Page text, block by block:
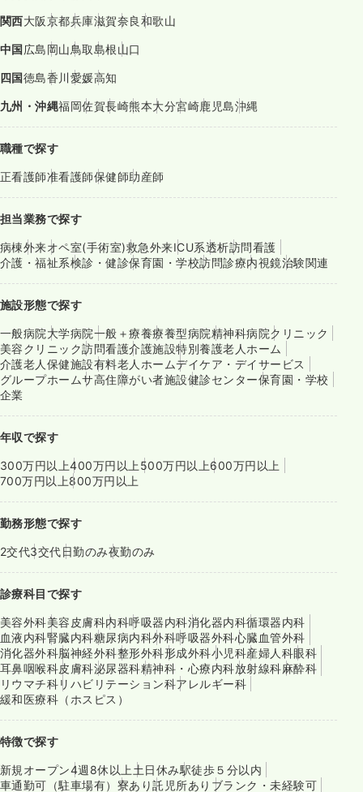
関西大阪京都兵庫滋賀奈良和歌山
中国広島岡山鳥取島根山口
四国徳島香川愛媛高知
九州・沖縄福岡佐賀長崎熊本大分宮崎鹿児島沖縄
職種で探す
正看護師准看護師保健師助産師
担当業務で探す
病棟外来オペ室(手術室)救急外来ICU系透析訪問看護
介護・福祉系検診・健診保育園・学校訪問診療内視鏡治験関連
施設形態で探す
一般病院大学病院一般＋療養療養型病院精神科病院クリニック
美容クリニック訪問看護介護施設特別養護老人ホーム
介護老人保健施設有料老人ホームデイケア・デイサービス
グループホームサ高住障がい者施設健診センター保育園・学校
企業
年収で探す
300万円以上400万円以上 500万円以上600万円以上
700万円以上800万円以上
勤務形態で探す
2交代3交代日勤のみ夜勤のみ
診療科目で探す
美容外科美容皮膚科内科呼吸器内科消化器内科循環器内科
血液内科腎臓内科糖尿病内科外科呼吸器外科心臓血管外科
消化器外科脳神経外科整形外科形成外科小児科産婦人科眼科
耳鼻咽喉科皮膚科泌尿器科精神科・心療内科放射線科麻酔科
リウマチ科リハビリテーション科アレルギー科
緩和医療科（ホスピス）
特徴で探す
新規オープン4週8休以上 土日休み駅徒歩５分以内
車通勤可（駐車場有） 寮あり託児所あり ブランク・未経験可